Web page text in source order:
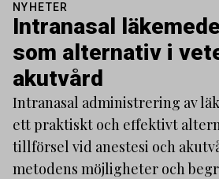
NYHETER
Intranasal
som alternativ i
akutvård
Intranasal administrering av
ett praktiskt och effektivt
tillförsel vid anestesi och
metodens möjligheter och